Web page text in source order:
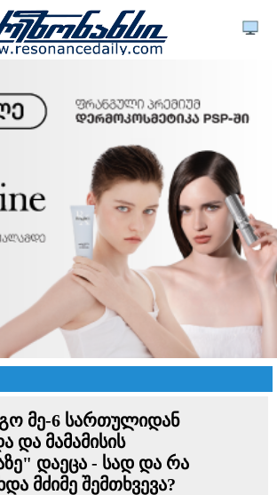
მე-6 სართულიდან
და მამამისის
დაეცა - სად და რა
მძიმე შემთხვევა?